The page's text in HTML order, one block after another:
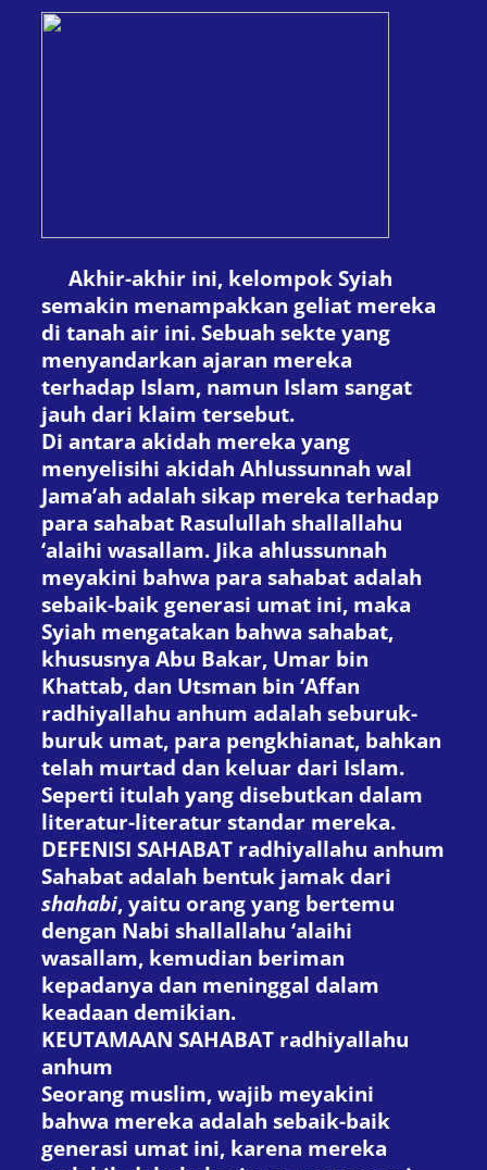
Akhir-akhir ini, kelompok Syiah
semakin menampakkan geliat mereka
di tanah air ini. Sebuah sekte yang
menyandarkan ajaran mereka
terhadap Islam, namun Islam sangat
jauh dari klaim tersebut.
Di antara akidah mereka yang
menyelisihi akidah Ahlussunnah wal
Jama’ah adalah sikap mereka terhadap
para sahabat Rasulullah shallallahu
‘alaihi wasallam. Jika ahlussunnah
meyakini bahwa para sahabat adalah
sebaik-baik generasi umat ini, maka
Syiah mengatakan bahwa sahabat,
khususnya Abu Bakar, Umar bin
Khattab, dan Utsman bin ‘Affan
radhiyallahu anhum adalah seburuk-
buruk umat, para pengkhianat, bahkan
telah murtad dan keluar dari Islam.
Seperti itulah yang disebutkan dalam
literatur-literatur standar mereka.
DEFENISI SAHABAT radhiyallahu anhum
Sahabat adalah bentuk jamak dari
shahabi, yaitu orang yang bertemu
dengan Nabi shallallahu ‘alaihi
wasallam, kemudian beriman
kepadanya dan meninggal dalam
keadaan demikian.
KEUTAMAAN SAHABAT radhiyallahu
anhum
Seorang muslim, wajib meyakini
bahwa mereka adalah sebaik-baik
generasi umat ini, karena mereka